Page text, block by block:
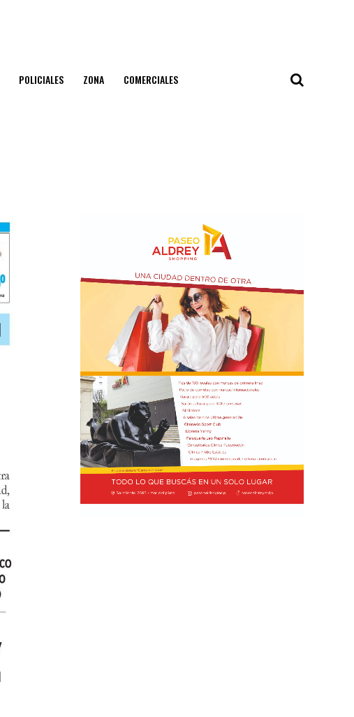
POLICIALES ZONA COMERCIALES